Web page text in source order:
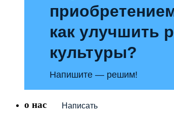
как улучшить
культуры?
Напишите — решим!
Написать
о нас